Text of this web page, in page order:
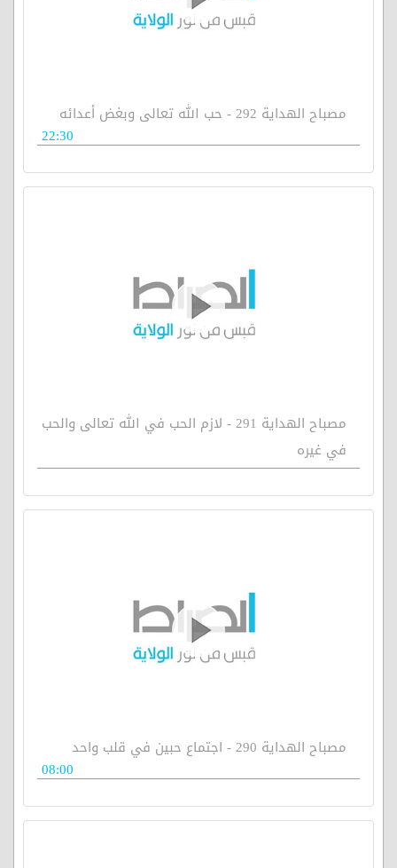
مصباح الهداية 292 - حب الله تعالى وبغض أعدائه
22:30
مصباح الهداية 291 - لازم الحب في الله تعالى والحب
في غيره
مصباح الهداية 290 - اجتماع حبين في قلب واحد
08:00